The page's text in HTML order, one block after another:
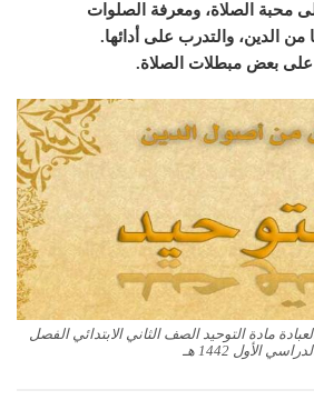
محبة الصلاة، ومعرفة الصلوات
من الدين، والتدرب على أدائها.
على بعض مبطلات الصلاة.
مادة التوحيد الصف الثاني الابتدائي الفصل
الأول 1442 هـ